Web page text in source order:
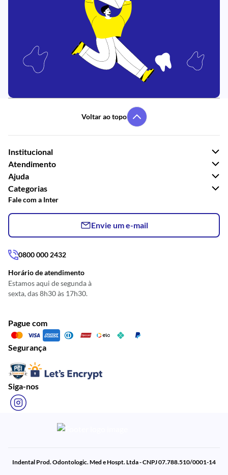
Voltar ao topo
Institucional
Atendimento
Ajuda
Categorias
Fale com a Inter
Envie um e-mail
0800 000 2432
Horário de atendimento
Estamos aqui de segunda à
sexta, das 8h30 às 17h30.
Pague com
Segurança
Siga-nos
Indental Prod. Odontologic. Med e Hospt. Ltda - CNPJ 07.788.510/0001-14